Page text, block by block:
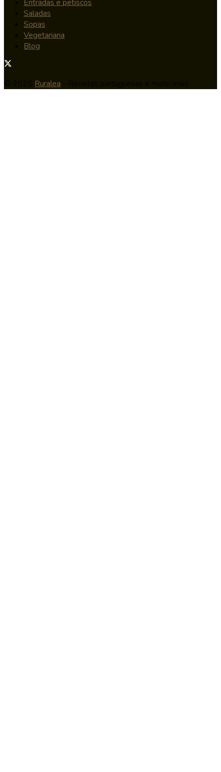
Entradas e petiscos
Saladas
Sopas
Vegetariana
Blog
Ruralea